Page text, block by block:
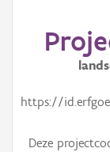
https://
Deze